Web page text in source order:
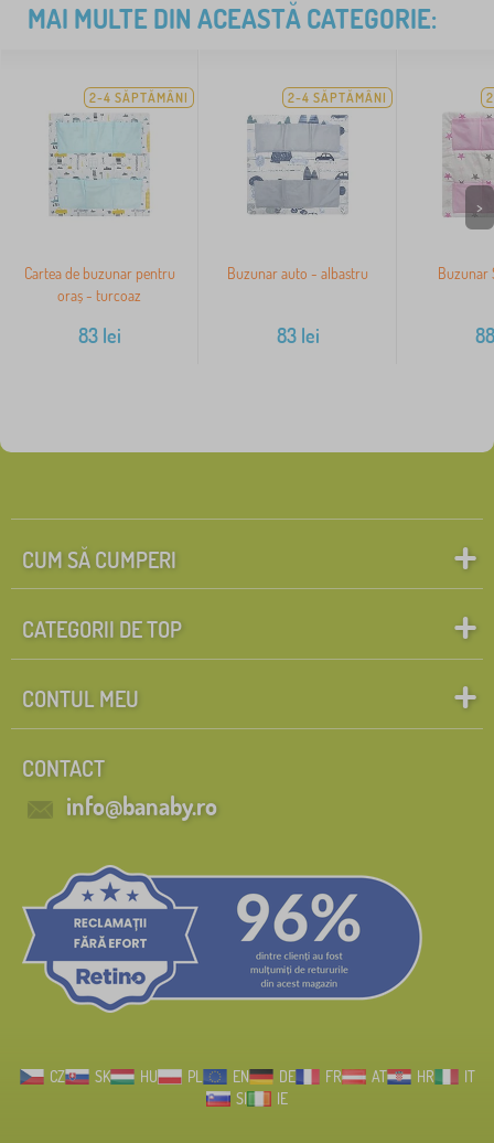
MAI MULTE DIN ACEASTĂ CATEGORIE:
2-4 SĂPTĂMÂNI
Cartea de buzunar pentru
oraș - turcoaz
83lei
2-4 SĂPTĂMÂNI
Buzunar auto - albastru
83lei
Buzunar
88
>
CUM SĂ CUMPERI
CATEGORII DE TOP
CONTUL MEU
CONTACT
info@banaby.ro
CZ SK HU PL EN DE FR AT HR
IT
SI
IE